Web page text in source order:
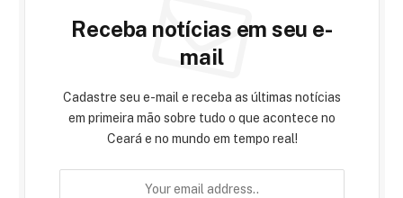
Receba notícias em seu e-
mail
Cadastre seu e-mail e receba as últimas notícias
em primeira mão sobre tudo o que acontece no
Ceará e no mundo em tempo real!